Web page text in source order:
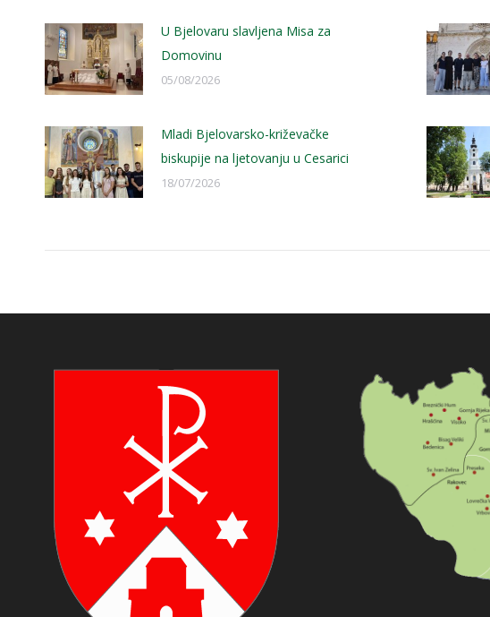
U Bjelovaru slavljena Misa za
Domovinu
05/08/2026
Mladi Bjelovarsko-križevačke
biskupije na ljetovanju u Cesarici
18/07/2026